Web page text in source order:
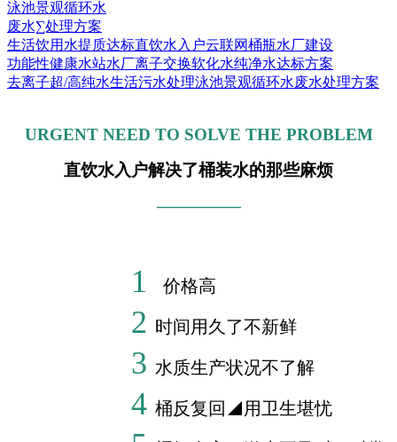
泳池景观循环水
废水∑处理方案
生活饮用水提质达标直饮水入户云联网桶瓶水厂建设
功能性健康水站水厂离子交换软化水纯净水达标方案
去离子超/高纯水生活污水处理泳池景观循环水废水处理方案
URGENT NEED TO SOLVE THE PROBLEM
直饮水入户解决了桶装水的那些麻烦
—————
1 价格高
2 时间用久了不新鲜
3 水质生产状况不了解
4 桶反复回◢用卫生堪忧